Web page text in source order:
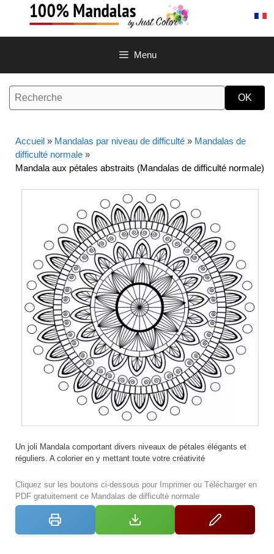
contenu
Menu
Accueil » Mandalas par niveau de difficulté » Mandalas de
difficulté normale »
Mandala aux pétales abstraits (Mandalas de difficulté normale)
Un joli Mandala comportant divers niveaux de pétales élégants et
réguliers. A colorier en y mettant toute votre créativité
Cliquez sur les boutons ci-dessous pour Imprimer ou Télécharger en
PDF gratuitement ce Mandalas de difficulté normale